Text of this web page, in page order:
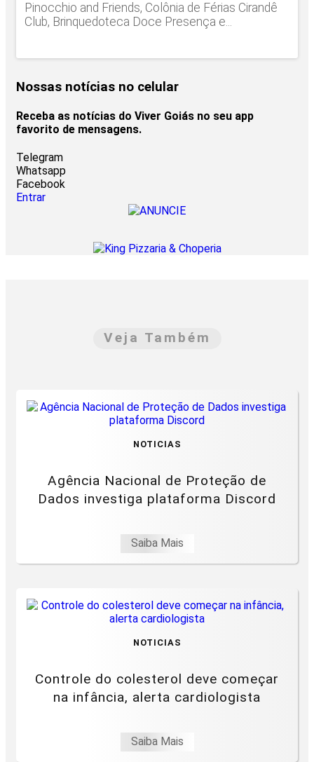
Pinocchio and Friends, Colônia de Férias Cirandê
Club, Brinquedoteca Doce Presença e...
Nossas notícias no celular
Receba as notícias do Viver Goiás no seu app
favorito de mensagens.
Telegram
Whatsapp
Facebook
Entrar
Veja Também
NOTICIAS
Agência Nacional de Proteção de
Dados investiga plataforma Discord
Saiba Mais
NOTICIAS
Controle do colesterol deve começar
na infância, alerta cardiologista
Saiba Mais